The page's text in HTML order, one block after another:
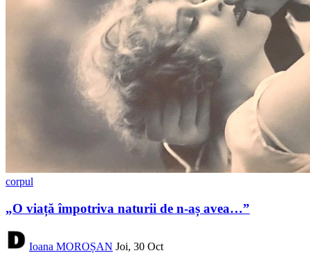
corpul
„O viață împotriva naturii de n-aș avea…”
Ioana MOROȘAN Joi, 30 Oct